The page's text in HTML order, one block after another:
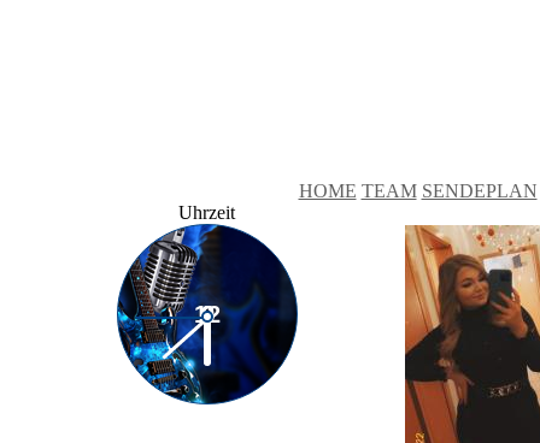
HOME TEAM SENDEPLAN
Uhrzeit